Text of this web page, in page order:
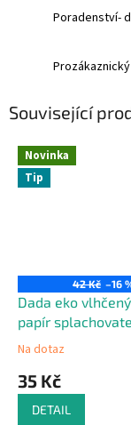
Poradenství-
Související
Novinka
Tip
42 Kč –16
Dada eko
papír
děti,banán, 60 ks
Na dotaz
35 Kč
DETAIL